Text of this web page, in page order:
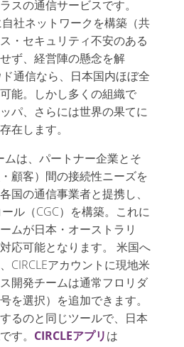
スの通信サービスです。
自社ネットワークを構築（共
・セキュリティ不安のある
ず、経営陣の懸念を解
通信なら、日本国内ほぼ全
能。しかし多くの組織で
パ、さらには世界の果てに
在します。
ムは、パートナー企業とそ
顧客）間の接続性ニーズを
国の通信事業者と提携し、
ル（CGC）を構築。これに
ムが日本・オーストラリ
応可能となります。 米国へ
CIRCLEアカウントに現地米
開発チームは通常フロリダ
を選択）を追加できます。
るのと同じツールで、日本
す。 CIRCLEアプリは